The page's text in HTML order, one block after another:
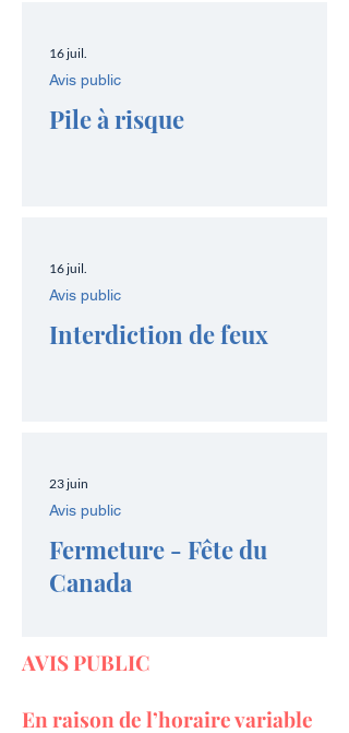
Pile à risque
Avis public
16 juil.
Interdiction de feux
Avis public
16 juil.
Fermeture - Fête du
Canada
Avis public
23 juin
AVIS PUBLIC
En raison de l’horaire variable